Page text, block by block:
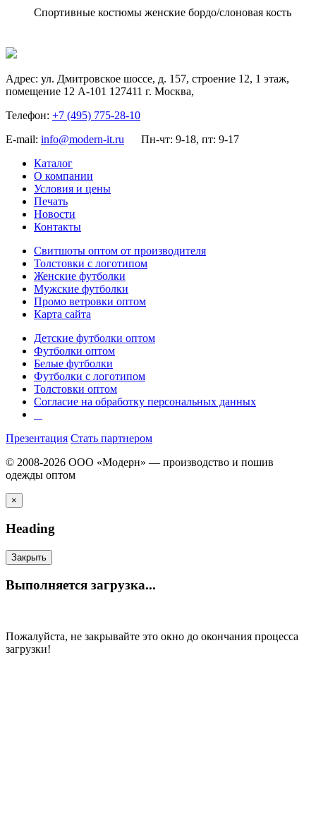
Спортивные костюмы женские бордо/слоновая кость
Адрес: ул. Дмитровское шоссе, д. 157, строение 12, 1 этаж,
помещение 12 А-101 127411 г. Москва,
Телефон: +7 (495) 775-28-10
E-mail: info@modern-it.ru
Пн-чт: 9-18, пт: 9-17
Каталог
О компании
Условия и цены
Печать
Новости
Контакты
Свитшоты оптом от производителя
Толстовки с логотипом
Женские футболки
Мужские футболки
Промо ветровки оптом
Карта сайта
Детские футболки оптом
Футболки оптом
Белые футболки
Футболки с логотипом
Толстовки оптом
Согласие на обработку персональных данных
Презентация Стать партнером
© 2008-2026 ООО «Модерн» — производство и пошив
одежды оптом
×
Heading
Закрыть
Выполняется загрузка...
Пожалуйста, не закрывайте это окно до окончания процесса
загрузки!